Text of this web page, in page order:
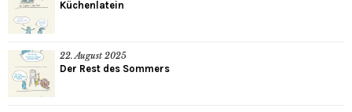
Küchenlatein
22. August 2025
Der Rest des Sommers